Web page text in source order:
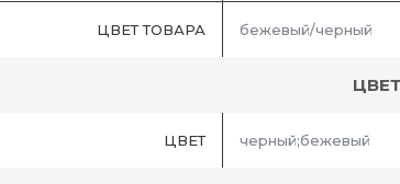
ЦВЕТ ТОВАРА бежевый/черный
ЦВЕТ черный;бежевый